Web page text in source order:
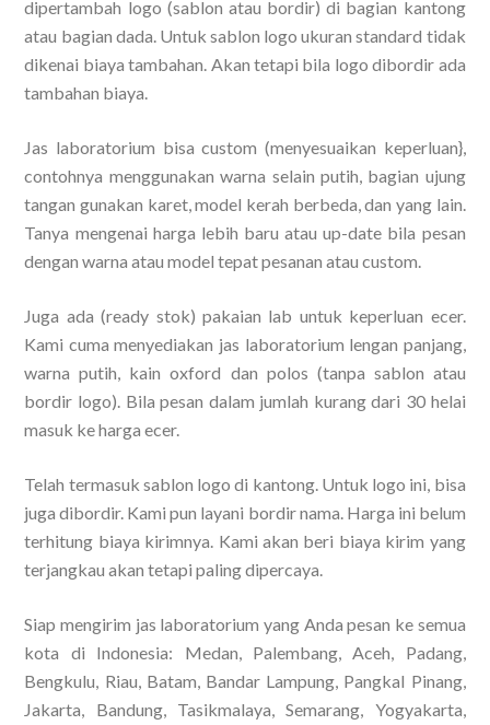
dipertambah logo (sablon atau bordir) di bagian kantong
atau bagian dada. Untuk sablon logo ukuran standard tidak
dikenai biaya tambahan. Akan tetapi bila logo dibordir ada
tambahan biaya.
Jas laboratorium bisa custom (menyesuaikan keperluan},
contohnya menggunakan warna selain putih, bagian ujung
tangan gunakan karet, model kerah berbeda, dan yang lain.
Tanya mengenai harga lebih baru atau up-date bila pesan
dengan warna atau model tepat pesanan atau custom.
Juga ada (ready stok) pakaian lab untuk keperluan ecer.
Kami cuma menyediakan jas laboratorium lengan panjang,
warna putih, kain oxford dan polos (tanpa sablon atau
bordir logo). Bila pesan dalam jumlah kurang dari 30 helai
masuk ke harga ecer.
Telah termasuk sablon logo di kantong. Untuk logo ini, bisa
juga dibordir. Kami pun layani bordir nama. Harga ini belum
terhitung biaya kirimnya. Kami akan beri biaya kirim yang
terjangkau akan tetapi paling dipercaya.
Siap mengirim jas laboratorium yang Anda pesan ke semua
kota di Indonesia: Medan, Palembang, Aceh, Padang,
Bengkulu, Riau, Batam, Bandar Lampung, Pangkal Pinang,
Jakarta, Bandung, Tasikmalaya, Semarang, Yogyakarta,